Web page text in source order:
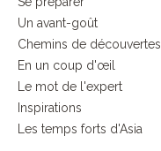
Un avant-goût
Chemins de découvertes
En un coup d'œil
Le mot de l'expert
Inspirations
Les temps forts d'Asia